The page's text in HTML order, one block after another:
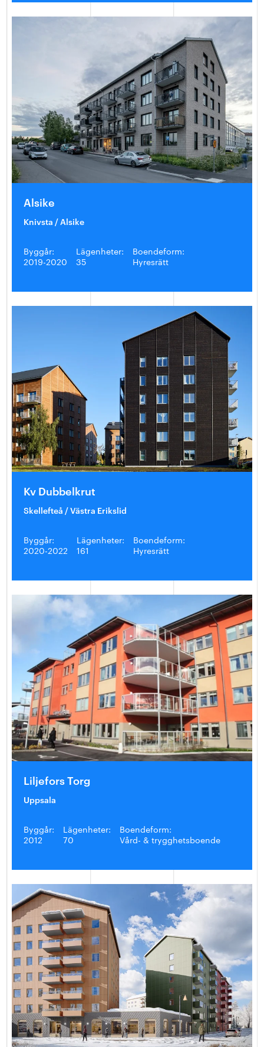
Alsike
Knivsta / Alsike
Byggår:
2019-2020
Lägenheter:
35
Boendeform:
Hyresrätt
Kv Dubbelkrut
Skellefteå / Västra Erikslid
Byggår:
2020-2022
Lägenheter:
161
Boendeform:
Hyresrätt
Liljefors Torg
Uppsala
Byggår:
2012
Lägenheter:
70
Boendeform:
Vård- & trygghetsboende